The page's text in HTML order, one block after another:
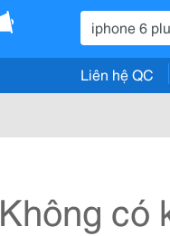
Liên hệ QC
Không có